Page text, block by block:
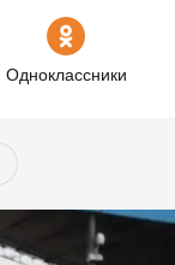
Одноклассники